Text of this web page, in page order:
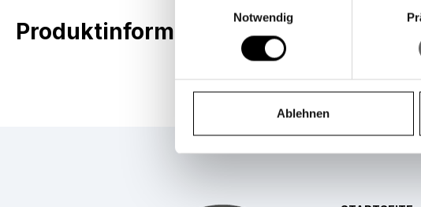
Notwendig
Ablehnen
Produktinformationen "Packtasche